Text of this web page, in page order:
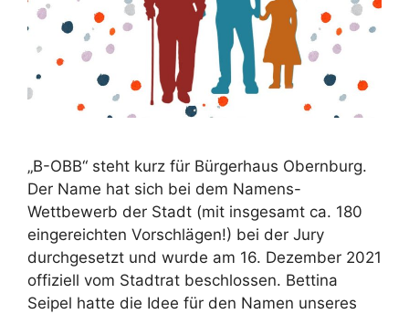
„B-OBB“ steht kurz für Bürgerhaus Obernburg.
Der Name hat sich bei dem Namens-
Wettbewerb der Stadt (mit insgesamt ca. 180
eingereichten Vorschlägen!) bei der Jury
durchgesetzt und wurde am 16. Dezember 2021
offiziell vom Stadtrat beschlossen. Bettina
Seipel hatte die Idee für den Namen unseres